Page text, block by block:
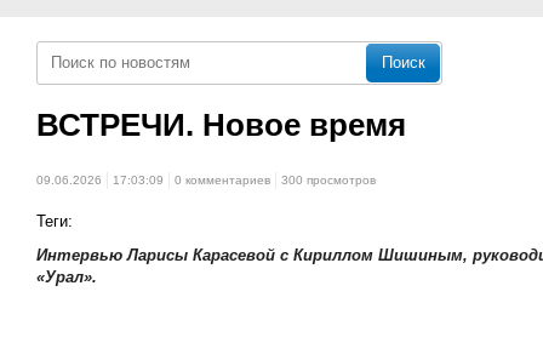
ВСТРЕЧИ. Новое время
09.06.2026 17:03:09 0 комментариев 300 просмотров
Теги:
Интервью Ларисы Карасевой с Кириллом Шишиным,
«Урал».